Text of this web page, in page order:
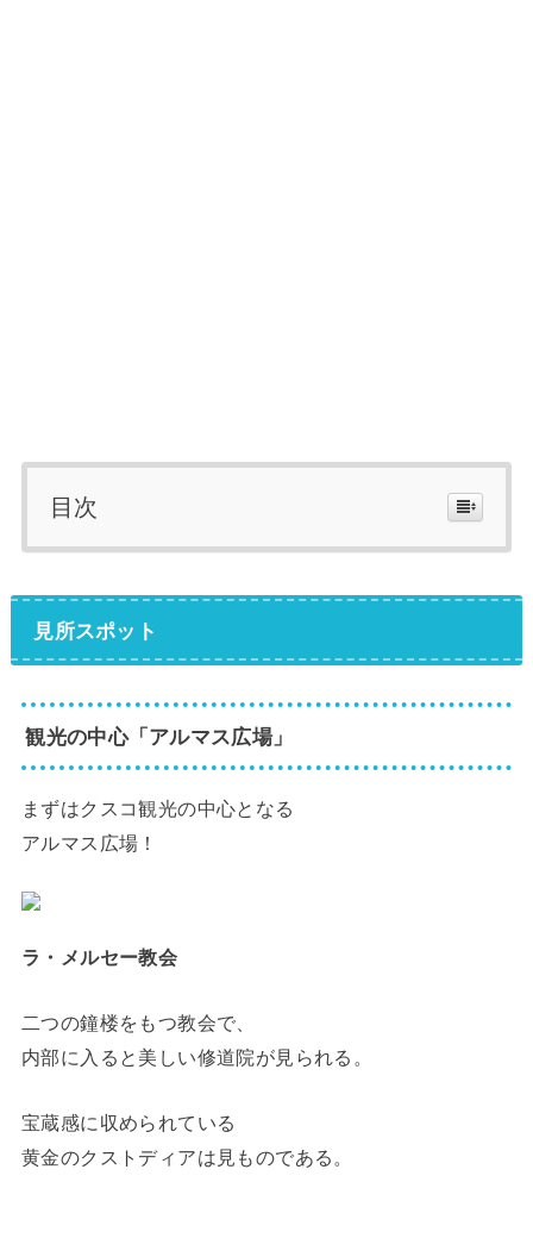
目次
見所スポット
観光の中心「アルマス広場」
まずはクスコ観光の中心となる
アルマス広場！
ラ・メルセー教会
二つの鐘楼をもつ教会で、
内部に入ると美しい修道院が見られる。
宝蔵感に収められている
黄金のクストディアは見ものである。